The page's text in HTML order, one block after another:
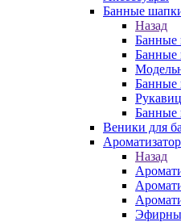
Банные
Назад
Банные
Банные
Банные
Банные
Веники для
Назад